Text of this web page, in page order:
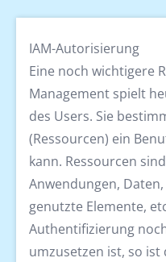
IAM-Autorisierung
Eine noch wichtigere
Management spielt
des Users. Sie
(Ressourcen) ein
kann. Ressourcen
Anwendungen,
genutzte Elemente,
Authentifizierung
umzusetzen ist, so